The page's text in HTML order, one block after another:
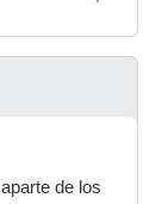
de los